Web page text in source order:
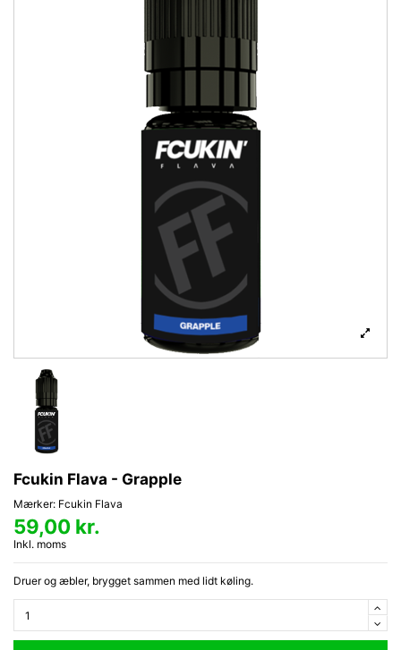
Fcukin Flava - Grapple
Mærker: Fcukin Flava
59,00 kr.
Inkl. moms
Druer og æbler, brygget sammen med lidt køling.